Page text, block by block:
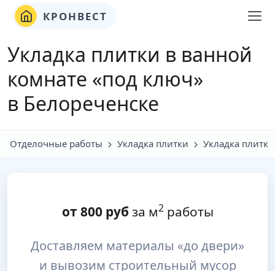
КРОНВЕСТ
Укладка плитки в ванной
комнате «под ключ»
в Белореченске
Отделочные работы Укладка плитки Укладка
от 800руб за м2работы
Доставляем материалы «до двери»
и вывозим строительный мусор